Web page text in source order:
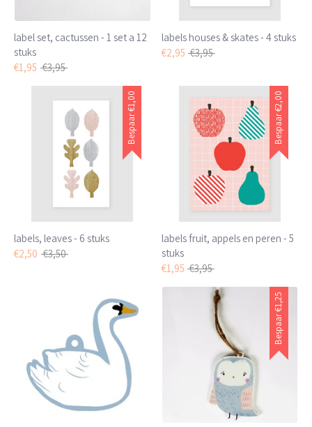
label set, cactussen - 1 set a 12
stuks
€1,95 Normale
€3,95
labels houses & skates - 4 stuks
€2,95 Normale
€3,95
Bespaar
€1,00
labels, leaves - 6 stuks
€2,50 Normale
€3,50
Bespaar
€2,00
labels fruit, appels en peren - 5
stuks
€1,95 Normale
€3,95
Bespaar
€1,25